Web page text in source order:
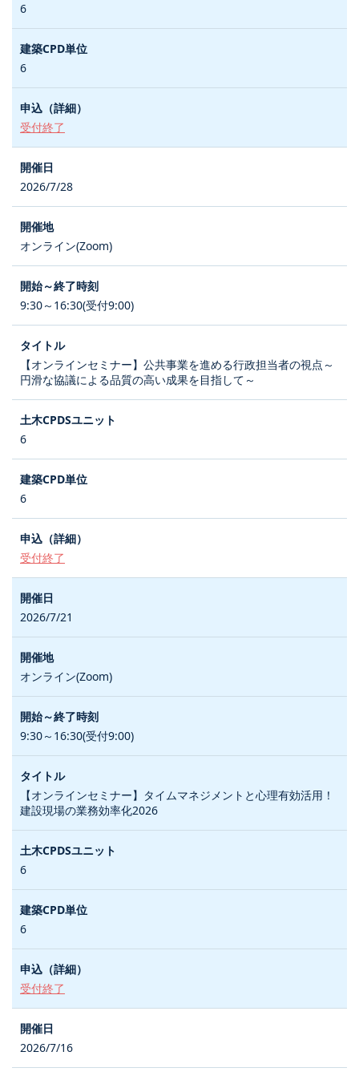
6
6
受付終了
2026/7/28
オンライン(Zoom)
9:30～16:30(受付9:00)
【オンラインセミナー】公共事業を進める行政担当者の視点～
円滑な協議による品質の高い成果を目指して～
6
6
受付終了
2026/7/21
オンライン(Zoom)
9:30～16:30(受付9:00)
【オンラインセミナー】タイムマネジメントと心理有効活用！
建設現場の業務効率化2026
6
6
受付終了
2026/7/16